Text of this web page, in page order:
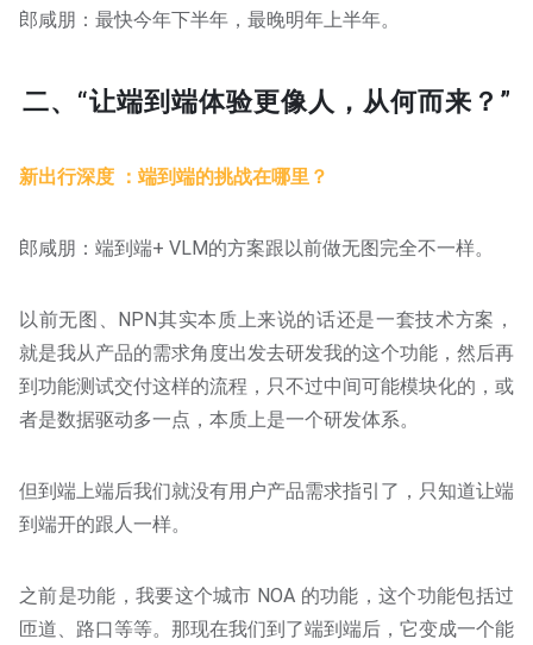
郎咸朋：最快今年下半年，最晚明年上半年。
二、“让端到端体验更像人，从何而来？”
新出行深度 ：端到端的挑战在哪里？
郎咸朋：端到端+ VLM的方案跟以前做无图完全不一样。
以前无图、NPN其实本质上来说的话还是一套技术方案，
就是我从产品的需求角度出发去研发我的这个功能，然后再
到功能测试交付这样的流程，只不过中间可能模块化的，或
者是数据驱动多一点，本质上是一个研发体系。
但到端上端后我们就没有用户产品需求指引了，只知道让端
到端开的跟人一样。
之前是功能，我要这个城市 NOA 的功能，这个功能包括过
匝道、路口等等。那现在我们到了端到端后，它变成一个能